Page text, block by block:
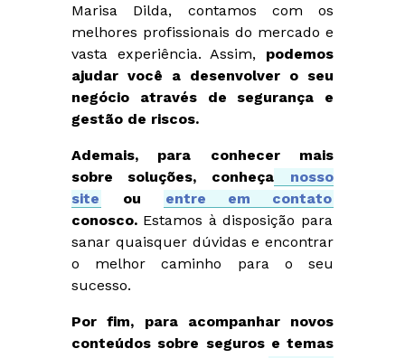
Marisa Dilda, contamos com os
melhores profissionais do mercado e
vasta experiência. Assim, podemos
ajudar você a desenvolver o seu
negócio através de segurança e
gestão de riscos.
Ademais, para conhecer mais
sobre soluções, conheça
nosso
site
ou
entre em contato
conosco. Estamos à disposição para
sanar quaisquer dúvidas e encontrar
o melhor caminho para o seu
sucesso.
Por fim, para acompanhar novos
conteúdos sobre seguros e temas